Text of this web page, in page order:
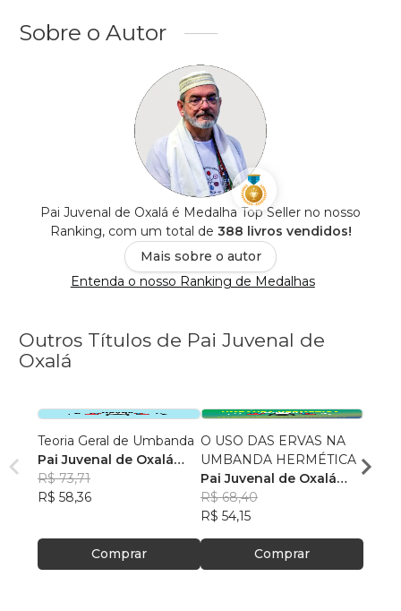
Sobre o Autor
Pai Juvenal de Oxalá é Medalha Top Seller no nosso
Ranking, com um total de 388 livros vendidos!
Mais sobre o autor
Entenda o nosso Ranking de Medalhas
Outros Títulos de Pai Juvenal de
Oxalá
Teoria Geral de Umbanda
Pai Juvenal de Oxalá
(Juvenal Ferreira da
Cunha Neto
R$ 73,71
R$ 58,36
Comprar
O USO DAS ERVAS NA
UMBANDA HERMÉTICA
Pai Juvenal de Oxalá
[Juvenal Ferreira da
Cunha Neto]
R$ 68,40
R$ 54,15
Comprar
Pai